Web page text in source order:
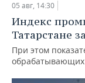
05 авг, 14:30
Индекс
Татарстане
При этом
обрабатывающих